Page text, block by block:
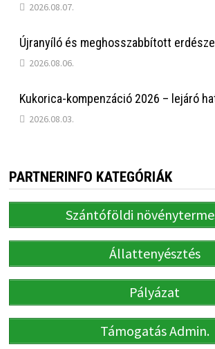
2026.08.07.
Újranyíló és meghosszabbított
2026.08.06.
Kukorica-kompenzáció 2026 – lejáró
2026.08.03.
PARTNERINFO KATEGÓRIÁK
Szántóföldi
Állattenyésztés
Pályázat
Támogatás Admin.